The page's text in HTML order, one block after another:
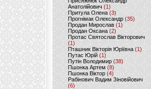
Анатолійович (1)
Притула Олена (3)
Прогнімак Олександр(35)
Продан Мирослав(1)
Продан Оксана (2)
Протас Святослав Вікторович
(1)
Пташник Вікторія Юріївна (1)
Путас Юрій (1)
Путін Володимир(38)
Пшонка Артем (8)
Пшонка Віктор(4)
Рабінович Вадим Зіновійович
(6)